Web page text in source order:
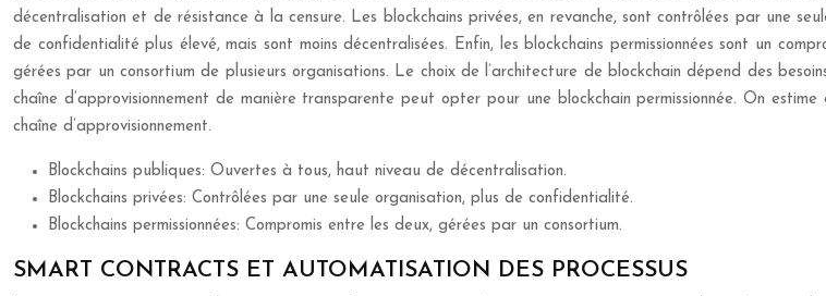
décentralisation et de résistance à la censure. Les blockchains privées, en revanche, sont contrôlées par une
de confidentialité plus élevé, mais sont moins décentralisées. Enfin, les blockchains permissionnées sont un
gérées par un consortium de plusieurs organisations. Le choix de l’architecture de blockchain dépend des
chaîne d’approvisionnement de manière transparente peut opter pour une blockchain permissionnée. On
chaîne d’approvisionnement.
Blockchains publiques: Ouvertes à tous, haut niveau de décentralisation.
Blockchains privées: Contrôlées par une seule organisation, plus de confidentialité.
Blockchains permissionnées: Compromis entre les deux, gérées par un consortium.
SMART CONTRACTS ET AUTOMATISATION DES PROCESSUS